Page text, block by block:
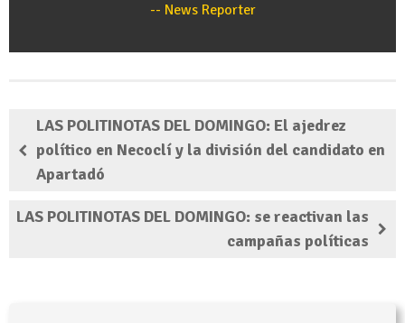
News Reporter
LAS POLITINOTAS DEL DOMINGO: El ajedrez
político en Necoclí y la división del candidato en
Apartadó
LAS POLITINOTAS DEL DOMINGO: se reactivan las
campañas políticas